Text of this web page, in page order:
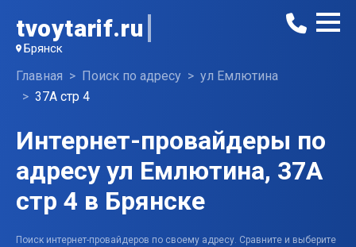
tvoytarif.ru
Брянск
Главная Поиск по адресу
ул Емлютина
37А стр 4
Интернет-провайдеры по
адресу ул Емлютина, 37А
стр 4 в Брянске
Поиск интернет-провайдеров по своему адресу. Сравните и выберите